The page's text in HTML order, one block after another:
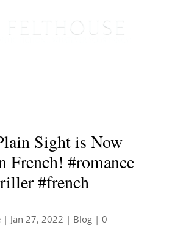
Sight is Now
French! #romance
#french
| Jan 27, 2022 Blog| 0